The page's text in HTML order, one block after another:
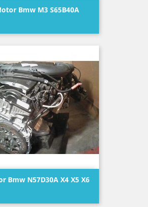
Bmw M3 S65B40A
Bmw N57D30A X4 X5 X6